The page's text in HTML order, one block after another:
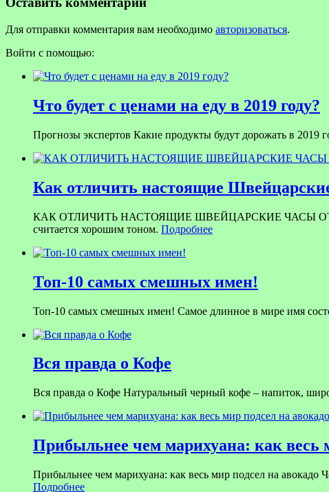
Для отправки комментария вам необходимо авторизоваться.
Войти с помощью:
Что будет с ценами на еду в 2019 году?
Прогнозы экспертов Какие продукты будут дорожать в 2019
Как отличить настоящие
КАК ОТЛИЧИТЬ НАСТОЯЩИЕ ШВЕЙЦАРСКИЕ ЧАСЫ ОТ
считается хорошим тоном. Подробнее
Топ-10 самых смешных имен!
Топ-10 самых смешных имен! Самое длинное в мире имя
Вся правда о Кофе
Вся правда о Кофе Натуральный черный кофе – напиток,
Прибыльнее чем марихуана: как весь
Прибыльнее чем марихуана: как весь мир подсел на авокадо
Подробнее